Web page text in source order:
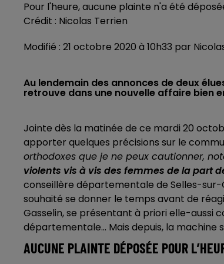
Pour l'heure, aucune plainte n'a été
Crédit : Nicolas Terrien
Modifié : 21 octobre 2020 à 10h33 par
Au lendemain des annonces de deux
retrouve dans une nouvelle affaire bien
Jointe dès la matinée de ce mardi 20
apporter quelques précisions sur le
orthodoxes que je ne peux cautionner,
violents vis à vis des femmes de la part
conseillère départementale de Selles-
souhaité se donner le temps avant de
Gasselin, se présentant à priori elle-aussi
départementale... Mais depuis, la machine
AUCUNE PLAINTE DÉPOSÉE POUR